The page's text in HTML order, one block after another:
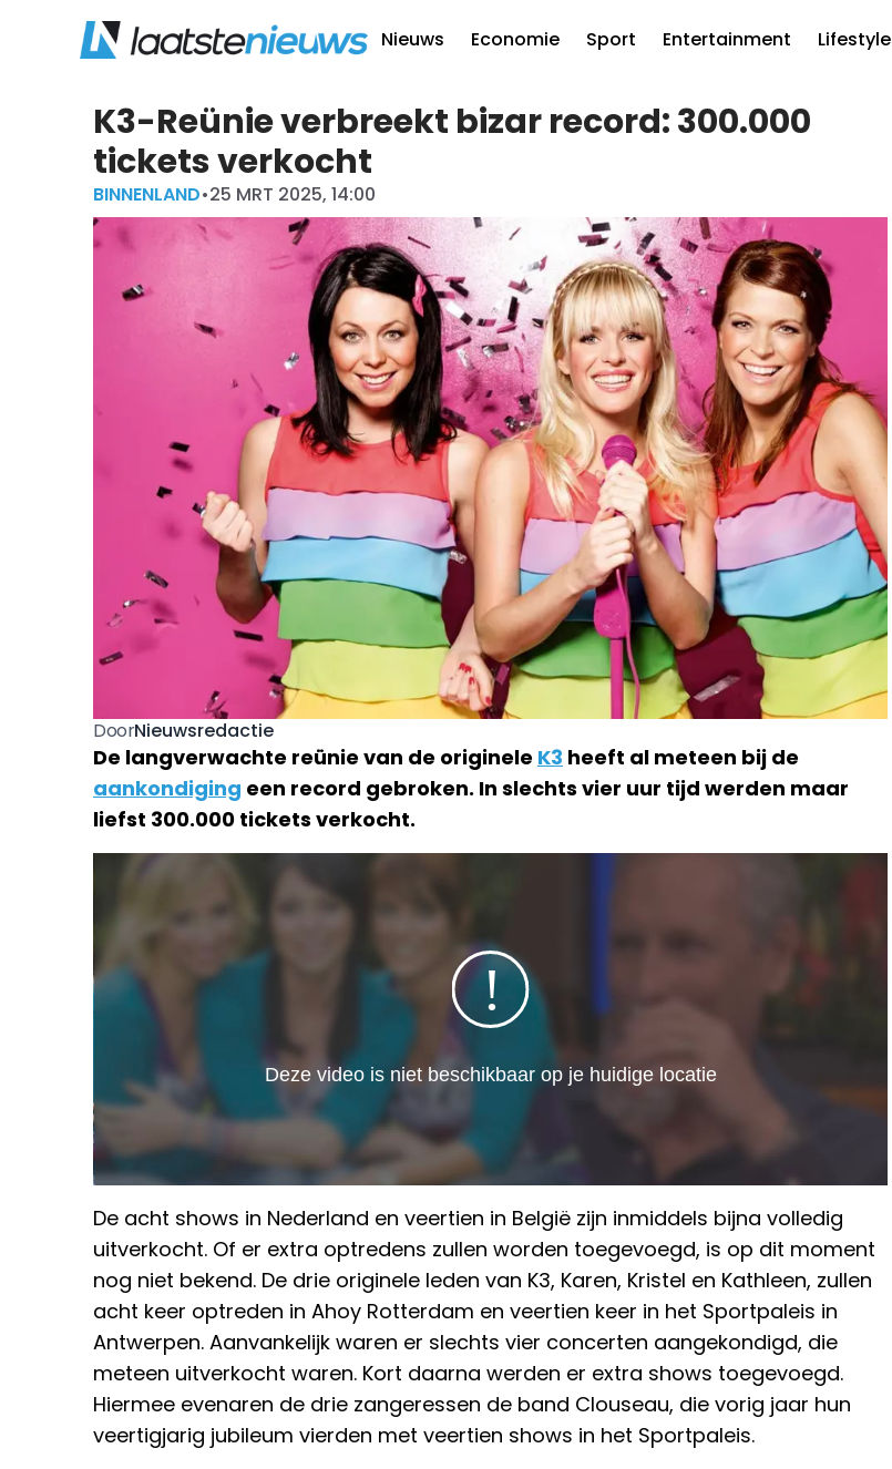
Nieuws Economie Sport Entertainment Lifestyle
K3-Reünie verbreekt bizar record: 300.000
tickets verkocht
BINNENLAND•25 MRT 2025, 14:00
DoorNieuwsredactie
De langverwachte reünie van de originele K3 heeft al meteen bij de
aankondiging een record gebroken. In slechts vier uur tijd werden maar
liefst 300.000 tickets verkocht.
De acht shows in Nederland en veertien in België zijn inmiddels bijna volledig
uitverkocht. Of er extra optredens zullen worden toegevoegd, is op dit moment
nog niet bekend. De drie originele leden van K3, Karen, Kristel en Kathleen, zullen
acht keer optreden in Ahoy Rotterdam en veertien keer in het Sportpaleis in
Antwerpen. Aanvankelijk waren er slechts vier concerten aangekondigd, die
meteen uitverkocht waren. Kort daarna werden er extra shows toegevoegd.
Hiermee evenaren de drie zangeressen de band Clouseau, die vorig jaar hun
veertigjarig jubileum vierden met veertien shows in het Sportpaleis.